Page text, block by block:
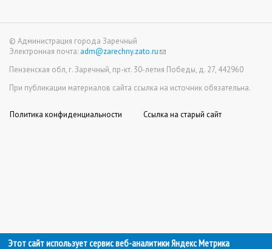
© Администрация города Заречный
Электронная почта: adm@zarechny.zato.ru(link
e-
Пензенская обл, г. Заречный, пр-кт. 30-летия Победы, д. 27, 442960
При публикации материалов сайта ссылка на источник обязательна.
Политика конфиденциальности Ссылка на старый сайт
Этот сайт использует сервис веб-аналитики Яндекс Метрика